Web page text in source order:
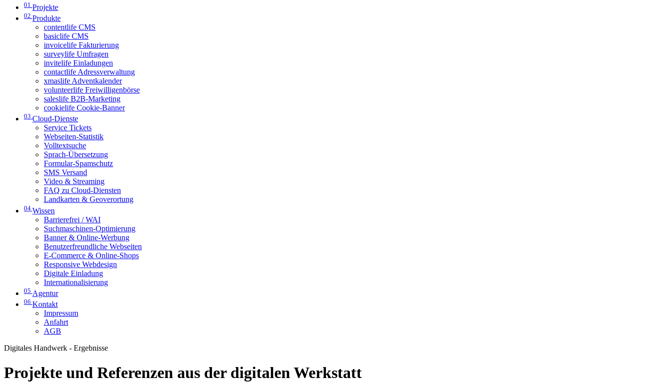
01 Projekte
02 Produkte
contentlife CMS
basiclife CMS
invoicelife Fakturierung
surveylife Umfragen
invitelife Einladungen
contactlife Adressverwaltung
xmaslife Adventkalender
volunteerlife Freiwilligenbörse
saleslife B2B-Marketing
cookielife Cookie-Banner
03 Cloud-Dienste
Service Tickets
Webseiten-Statistik
Volltextsuche
Sprach-Übersetzung
Formular-Spamschutz
SMS Versand
Video & Streaming
FAQ zu Cloud-Diensten
Landkarten & Geoverortung
04 Wissen
Barrierefrei / WAI
Suchmaschinen-Optimierung
Banner & Online-Werbung
Benutzerfreundliche Webseiten
E-Commerce & Online-Shops
Responsive Webdesign
Digitale Einladung
Internationalisierung
05 Agentur
06 Kontakt
Impressum
Anfahrt
AGB
Digitales Handwerk - Ergebnisse
Projekte und Referenzen aus der digitalen Werkstatt